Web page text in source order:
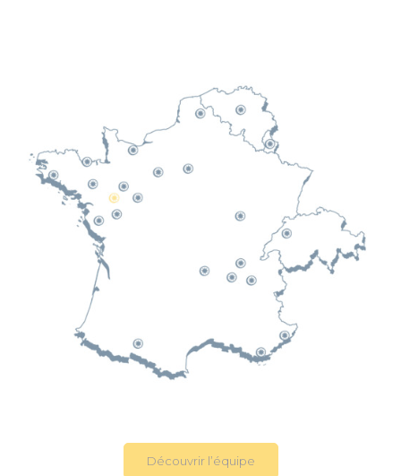
Découvrir l’équipe